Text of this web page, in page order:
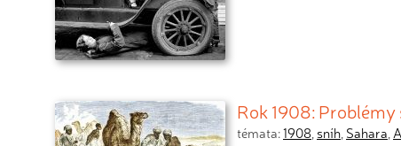
Rok 1908: Problémy
témata:1908, sníh, Sahara,